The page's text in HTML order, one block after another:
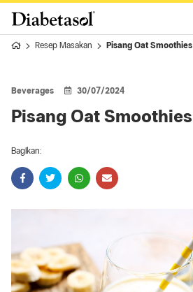
Resep Masakan Pisang Oat Smoothies
Beverages 30/07/2024
Pisang Oat Smoothies
Bagikan: